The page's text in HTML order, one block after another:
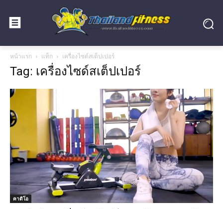
หน้าแรก แท็ก เครื่องไซด์สเต็ปเปอร์
Tag: เครื่องไซด์สเต็ปเปอร์
คาดิโอ